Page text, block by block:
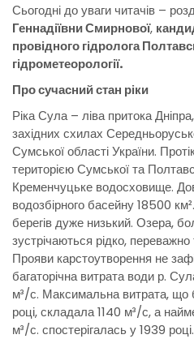
Сьогодні до уваги читачів –
Геннадіївни Смирнової,
провідного гідролога
гідрометеорології.
Про сучасний стан ріки
Ріка Сула – ліва притока
західних схилах
Сумської області України.
територією Сумської та
Кременчуцьке водосховище.
водозбірного басейну 18500
берегів дуже низький. Озера,
зустрічаються рідко, переважно
Прояви карстоутворення не
багаторічна витрата води р.
м³/с. Максимальна витрата, що
році, складала 1140 м³/с, а
м³/с. спостерігалась у 1939 році.